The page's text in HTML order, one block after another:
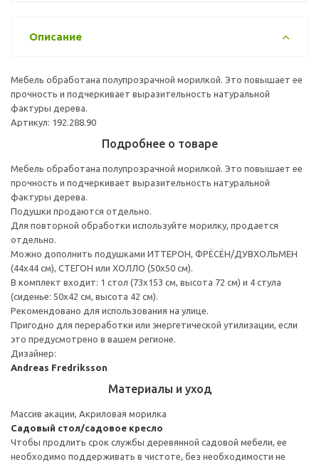
Описание
Мебель обработана полупрозрачной морилкой. Это повышает ее
прочность и подчеркивает выразительность натуральной
фактуры дерева.
Артикул: 192.288.90
Подробнее о товаре
Мебель обработана полупрозрачной морилкой. Это повышает ее
прочность и подчеркивает выразительность натуральной
фактуры дерева.
Подушки продаются отдельно.
Для повторной обработки используйте морилку, продается
отдельно.
Можно дополнить подушками ИТТЕРОН, ФРЁСЁН/ДУВХОЛЬМЕН
(44х44 см), СТЕГОН или ХОЛЛО (50x50 см).
В комплект входит: 1 стол (73x153 см, высота 72 см) и 4 стула
(сиденье: 50x42 см, высота 42 см).
Рекомендовано для использования на улице.
Пригодно для переработки или энергетической утилизации, если
это предусмотрено в вашем регионе.
Дизайнер:
Andreas Fredriksson
Материалы и уход
Массив акации, Акриловая морилка
Садовый стол/садовое кресло
Чтобы продлить срок службы деревянной садовой мебели, ее
необходимо поддерживать в чистоте, без необходимости не